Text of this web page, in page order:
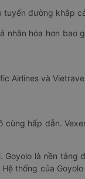
tuyến đường khắp
hóa hơn bao
Airlines và
hấp dẫn.
Goyolo là nền tảng
thống của